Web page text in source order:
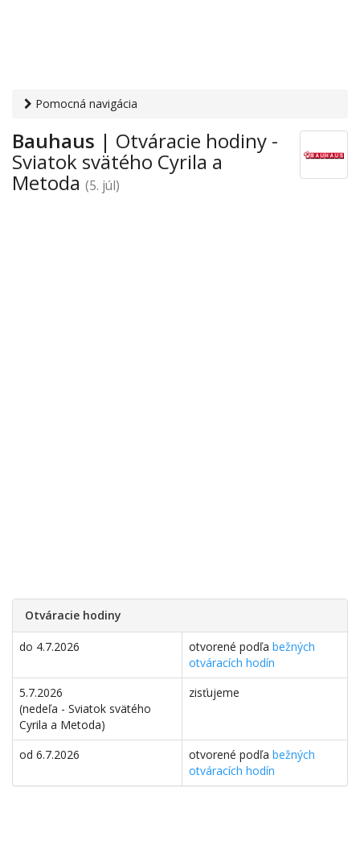
Pomocná navigácia
pre majstrov› Sviatok svätého Cyrila a Metoda › Bauhaus
Bauhaus | Otváracie hodiny -
Sviatok svätého Cyrila a
Metoda (5. júl)
Otváracie hodiny
do 4.7.2026 otvorené podľa bežných
otváracích hodín
5.7.2026
(nedeľa - Sviatok svätého
Cyrila a Metoda)
zisťujeme
od 6.7.2026 otvorené podľa bežných
otváracích hodín